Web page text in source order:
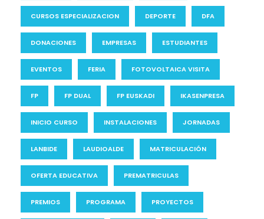
CURSOS ESPECIALIZACION DEPORTE DFA
DONACIONES EMPRESAS ESTUDIANTES
EVENTOS FERIA FOTOVOLTAICA VISITA
FP FP DUAL FP EUSKADI IKASENPRESA
INICIO CURSO INSTALACIONES JORNADAS
LANBIDE LAUDIOALDE MATRICULACIÓN
OFERTA EDUCATIVA PREMATRICULAS
PREMIOS PROGRAMA PROYECTOS